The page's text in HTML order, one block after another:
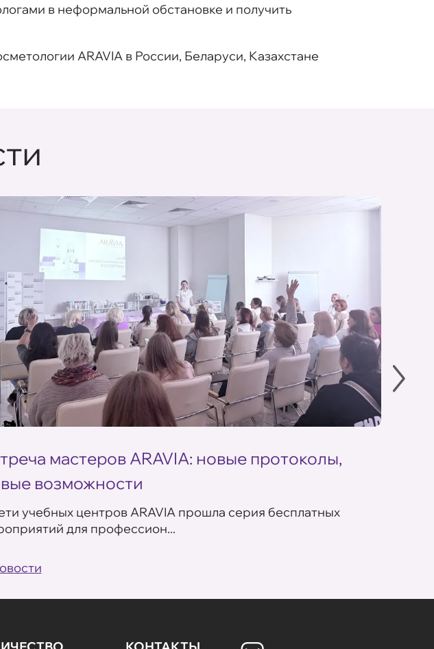
в неформальной обстановке и получить
ARAVIA в России, Беларуси, Казахстане
мастеров ARAVIA: новые протоколы,
возможности
учебных центров ARAVIA прошла серия бесплатных
для профессион...